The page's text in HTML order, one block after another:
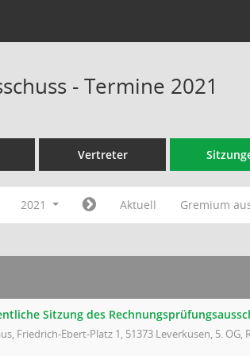
- Termine 2021
Vertreter
2021 Aktuell Gremium
Sitzung des
Friedrich-Ebert-Platz 1, 51373 Leverkusen, 5. OG,